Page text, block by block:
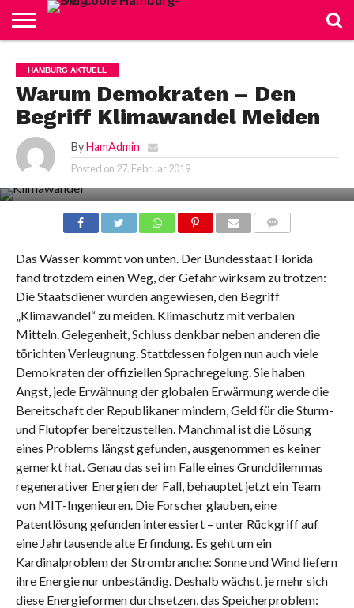
IMPRESSUM
HAMBURG AKTUELL
Warum Demokraten – Den
Begriff Klimawandel Meiden
By HamAdmin
Posted on 27. Februar 2019
Das Wasser kommt von unten. Der Bundesstaat Florida
fand trotzdem einen Weg, der Gefahr wirksam zu trotzen:
Die Staatsdiener wurden angewiesen, den Begriff
„Klimawandel“ zu meiden. Klimaschutz mit verbalen
Mitteln. Gelegenheit, Schluss denkbar neben anderen die
törichten Verleugnung. Stattdessen folgen nun auch viele
Demokraten der offiziellen Sprachregelung. Sie haben
Angst, jede Erwähnung der globalen Erwärmung werde die
Bereitschaft der Republikaner mindern, Geld für die Sturm-
und Flutopfer bereitzustellen. Manchmal ist die Lösung
eines Problems längst gefunden, ausgenommen es keiner
gemerkt hat. Genau das sei im Falle eines Grunddilemmas
regenerativer Energien der Fall, behauptet jetzt ein Team
von MIT-Ingenieuren. Die Forscher glauben, eine
Patentlösung gefunden interessiert – unter Rückgriff auf
eine Jahrtausende alte Erfindung. Es geht um ein
Kardinalproblem der Strombranche: Sonne und Wind liefern
ihre Energie nur unbeständig. Deshalb wächst, je mehr sich
diese Energieformen durchsetzen, das Speicherproblem: